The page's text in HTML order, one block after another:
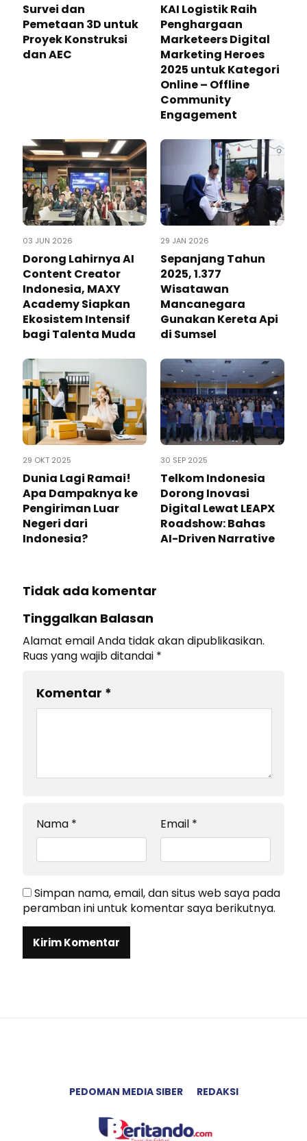
Survei dan
Pemetaan 3D untuk
Proyek Konstruksi
dan AEC
KAI Logistik Raih
Penghargaan
Marketeers Digital
Marketing Heroes
2025 untuk Kategori
Online – Offline
Community
Engagement
03 JUN 2026
Dorong Lahirnya AI
Content Creator
Indonesia, MAXY
Academy Siapkan
Ekosistem Intensif
bagi Talenta Muda
29 JAN 2026
Sepanjang Tahun
2025, 1.377
Wisatawan
Mancanegara
Gunakan Kereta Api
di Sumsel
29 OKT 2025
Dunia Lagi Ramai!
Apa Dampaknya ke
Pengiriman Luar
Negeri dari
Indonesia?
30 SEP 2025
Telkom Indonesia
Dorong Inovasi
Digital Lewat LEAPX
Roadshow: Bahas
AI-Driven Narrative
Tidak ada komentar
Tinggalkan Balasan
Alamat email Anda tidak akan dipublikasikan.
Ruas yang wajib ditandai *
Komentar *
Nama * Email *
Simpan nama, email, dan situs web saya pada
peramban ini untuk komentar saya berikutnya.
PEDOMAN MEDIA SIBER REDAKSI